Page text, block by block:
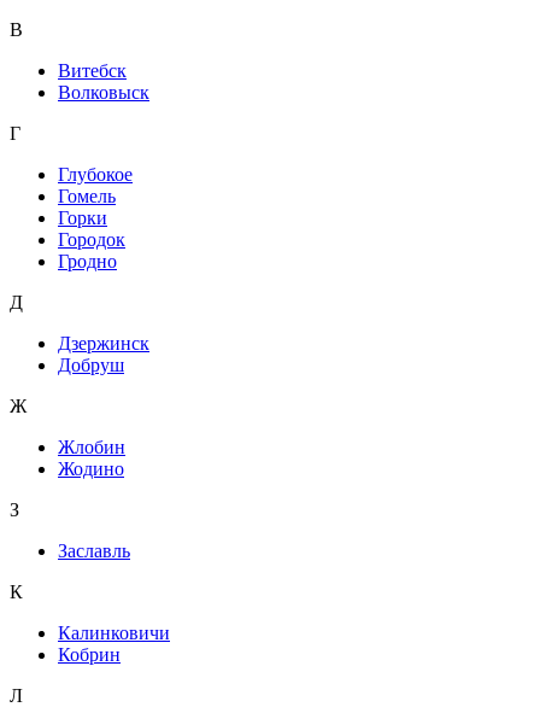
В
Витебск
Волковыск
Г
Глубокое
Гомель
Горки
Городок
Гродно
Д
Дзержинск
Добруш
Ж
Жлобин
Жодино
З
Заславль
К
Калинковичи
Кобрин
Л